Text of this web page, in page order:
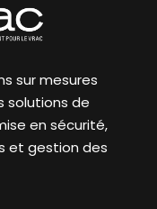
sur mesures
solutions de
en sécurité,
et gestion des